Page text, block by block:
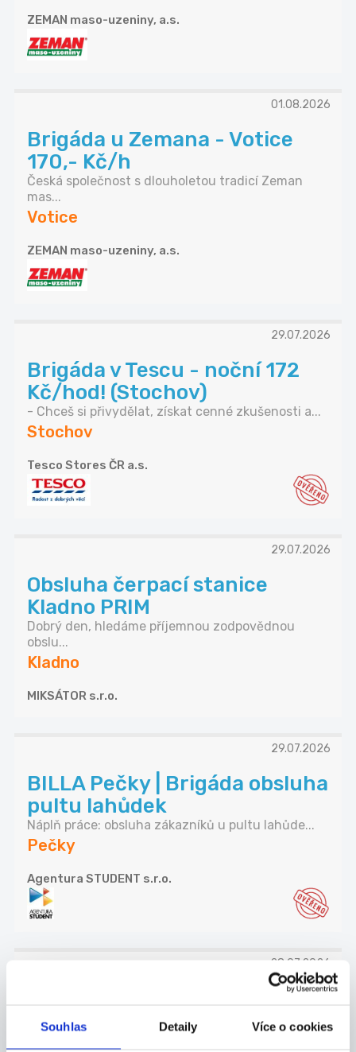
Souhlas Detaily Více o cookies
ZEMAN maso-uzeniny, a.s.
01.08.2026
Brigáda u Zemana - Votice
170,- Kč/h
Česká společnost s dlouholetou tradicí Zeman
mas...
Votice
ZEMAN maso-uzeniny, a.s.
29.07.2026
Brigáda v Tescu - noční 172
Kč/hod! (Stochov)
- Chceš si přivydělat, získat cenné zkušenosti a...
Stochov
Tesco Stores ČR a.s.
29.07.2026
Obsluha čerpací stanice
Kladno PRIM
Dobrý den, hledáme příjemnou zodpovědnou
obslu...
Kladno
MIKSÁTOR s.r.o.
29.07.2026
BILLA Pečky | Brigáda obsluha
pultu lahůdek
Náplň práce: obsluha zákazníků u pultu lahůde...
Pečky
Agentura STUDENT s.r.o.
28.07.2026
Brigáda v Tescu - 183Kč/hod!
(Roztoky)